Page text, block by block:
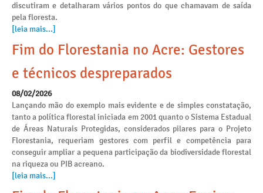
discutiram e detalharam vários pontos do que chamavam de saída
pela floresta.
[leia mais...]
Fim do Florestania no Acre: Gestores
e técnicos despreparados
08/02/2026
Lançando mão do exemplo mais evidente e de simples constatação,
tanto a política florestal iniciada em 2001 quanto o Sistema Estadual
de Áreas Naturais Protegidas, considerados pilares para o Projeto
Florestania, requeriam gestores com perfil e competência para
conseguir ampliar a pequena participação da biodiversidade florestal
na riqueza ou PIB acreano.
[leia mais...]